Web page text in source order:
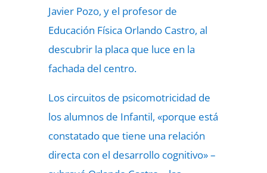
Javier Pozo, y el profesor de
Educación Física Orlando Castro, al
descubrir la placa que luce en la
fachada del centro.
Los circuitos de psicomotricidad de
los alumnos de Infantil, «porque está
constatado que tiene una relación
directa con el desarrollo cognitivo» –